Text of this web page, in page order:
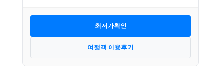
최저가확인
여행객 이용후기